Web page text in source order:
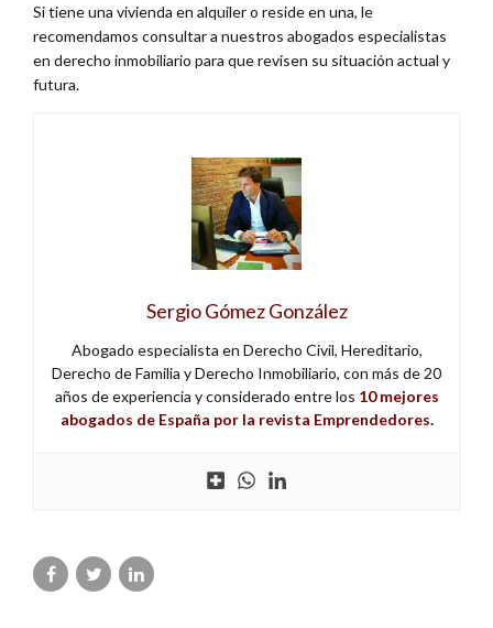
Si tiene una vivienda en alquiler o reside en una, le
recomendamos consultar a nuestros abogados especialistas
en derecho inmobiliario para que revisen su situación actual y
futura.
Sergio Gómez González
Abogado especialista en Derecho Civil, Hereditario,
Derecho de Familia y Derecho Inmobiliario, con más de 20
años de experiencia y considerado entre los 10 mejores
abogados de España por la revista Emprendedores.